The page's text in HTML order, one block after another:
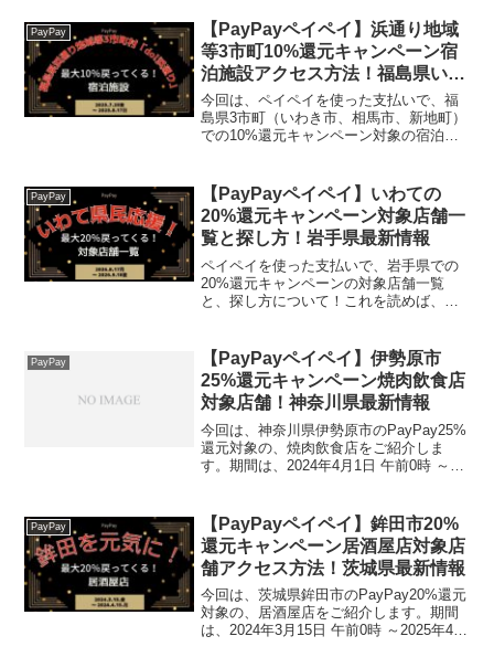
ク！』」の、対象店舗と探し方がわかり
ます。クーポン有【楽天1位...
PayPay
【PayPayペイペイ】浜通り地域
等3市町10%還元キャンペーン宿
泊施設アクセス方法！福島県いわ
き市相馬市新地町最新情報
今回は、ペイペイを使った支払いで、福
島県3市町（いわき市、相馬市、新地町）
での10%還元キャンペーン対象の宿泊施
購入クーポン利用で】フルフェイス UVパ
ーカー...
PayPay
【PayPayペイペイ】いわての
20%還元キャンペーン対象店舗一
覧と探し方！岩手県最新情報
ペイペイを使った支払いで、岩手県での
20%還元キャンペーンの対象店舗一覧
と、探し方について！これを読めば、
ペーン！」の、対象店舗と探し方がわか
ります。【楽天1位】...
PayPay
【PayPayペイペイ】伊勢原市
25%還元キャンペーン焼肉飲食店
対象店舗！神奈川県最新情報
今回は、神奈川県伊勢原市のPayPay25%
還元対象の、焼肉飲食店をご紹介しま
す。期間は、2024年4月1日 午前0時 ～
トラベル【じゃらん】国...
PayPay
【PayPayペイペイ】鉾田市20%
還元キャンペーン居酒屋店対象店
舗アクセス方法！茨城県最新情報
今回は、茨城県鉾田市のPayPay20%還元
対象の、居酒屋店をご紹介します。期間
は、2024年3月15日 午前0時 ～2025年4月